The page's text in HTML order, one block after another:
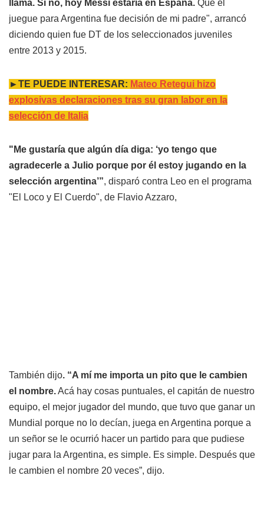
llama. Si no, hoy Messi estaría en España. Que él
juegue para Argentina fue decisión de mi padre", arrancó
diciendo quien fue DT de los seleccionados juveniles
entre 2013 y 2015.
►TE PUEDE INTERESAR: Mateo Retegui hizo
explosivas declaraciones tras su gran labor en la
selección de Italia
"Me gustaría que algún día diga: ‘yo tengo que
agradecerle a Julio porque por él estoy jugando en la
selección argentina’”, disparó contra Leo en el programa
"El Loco y El Cuerdo", de Flavio Azzaro,
También dijo. “A mí me importa un pito que le cambien
el nombre.Acá hay cosas puntuales, el capitán de nuestro
equipo, el mejor jugador del mundo, que tuvo que ganar un
Mundial porque no lo decían, juega en Argentina porque a
un señor se le ocurrió hacer un partido para que pudiese
jugar para la Argentina, es simple. Es simple. Después que
le cambien el nombre 20 veces”, dijo.